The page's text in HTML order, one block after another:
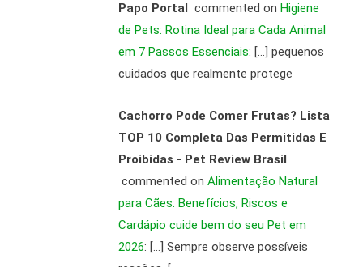
Papo Portal commented onHigiene
de Pets: Rotina Ideal para Cada Animal
em 7 Passos Essenciais: […] pequenos
cuidados que realmente protege
Cachorro Pode Comer Frutas? Lista
TOP 10 Completa Das Permitidas E
Proibidas - Pet Review Brasil
commented onAlimentação Natural
para Cães: Benefícios, Riscos e
Cardápio cuide bem do seu Pet em
2026: […] Sempre observe possíveis